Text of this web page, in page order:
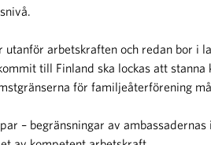
utanför arbetskraften och redan bor i
till Finland ska lockas att
för familjeåterförening
– begränsningar av